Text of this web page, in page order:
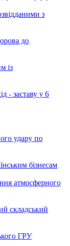
з
до
із
- заставу у 6
удару по
бізнесам
атмосферного
складський
ГРУ